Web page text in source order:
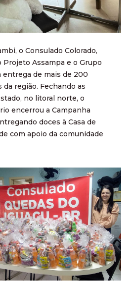
o Consulado Colorado,
Projeto Assampa e o Grupo
entrega de mais de 200
região. Fechando as
no litoral norte, o
encerrou a Campanha
doces à Casa de
com apoio da comunidade